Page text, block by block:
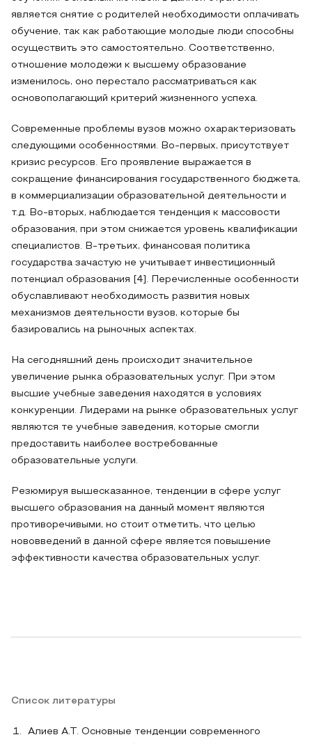
является снятие с родителей необходимости оплачивать
обучение, так как работающие молодые люди способны
осуществить это самостоятельно. Соответственно,
отношение молодежи к высшему образование
изменилось, оно перестало рассматриваться как
основополагающий критерий жизненного успеха.
Современные проблемы вузов можно охарактеризовать
следующими особенностями. Во-первых, присутствует
кризис ресурсов. Его проявление выражается в
сокращение финансирования государственного бюджета,
в коммерциализации образовательной деятельности и
т.д. Во-вторых, наблюдается тенденция к массовости
образования, при этом снижается уровень квалификации
специалистов. В-третьих, финансовая политика
государства зачастую не учитывает инвестиционный
потенциал образования [4]. Перечисленные особенности
обуславливают необходимость развития новых
механизмов деятельности вузов, которые бы
базировались на рыночных аспектах.
На сегодняшний день происходит значительное
увеличение рынка образовательных услуг. При этом
высшие учебные заведения находятся в условиях
конкуренции. Лидерами на рынке образовательных услуг
являются те учебные заведения, которые смогли
предоставить наиболее востребованные
образовательные услуги.
Резюмируя вышесказанное, тенденции в сфере услуг
высшего образования на данный момент являются
противоречивыми, но стоит отметить, что целью
нововведений в данной сфере является повышение
эффективности качества образовательных услуг.
Список литературы
Алиев А.Т. Основные тенденции современного